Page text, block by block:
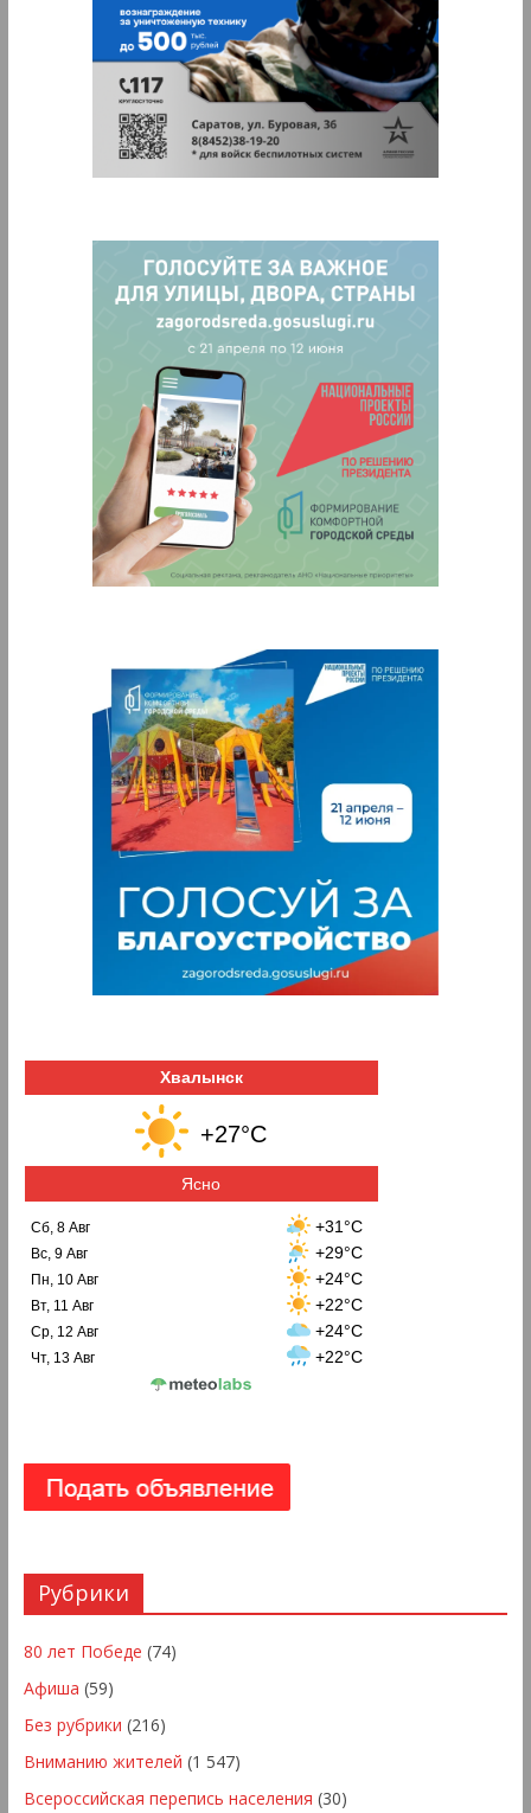
Хвалынск
+27°C
Ясно
Сб, 8 Авг +31°C
Вс, 9 Авг +29°C
Пн, 10 Авг +24°C
Вт, 11 Авг +22°C
Ср, 12 Авг +24°C
Чт, 13 Авг +22°C
Рубрики
80 лет Победе (74)
Афиша (59)
Без рубрики (216)
Вниманию жителей (1 547)
Всероссийская перепись населения (30)